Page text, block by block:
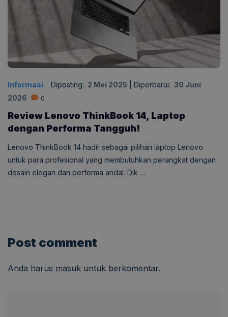
Informasi Diposting: 2 Mei 2025 Diperbarui: 30 Juni
2026
0
Review Lenovo ThinkBook 14, Laptop
dengan Performa Tangguh!
Lenovo ThinkBook 14 hadir sebagai pilihan laptop Lenovo
untuk para profesional yang membutuhkan perangkat dengan
desain elegan dan performa andal. Dik …
Post comment
Anda harus masuk untuk berkomentar.